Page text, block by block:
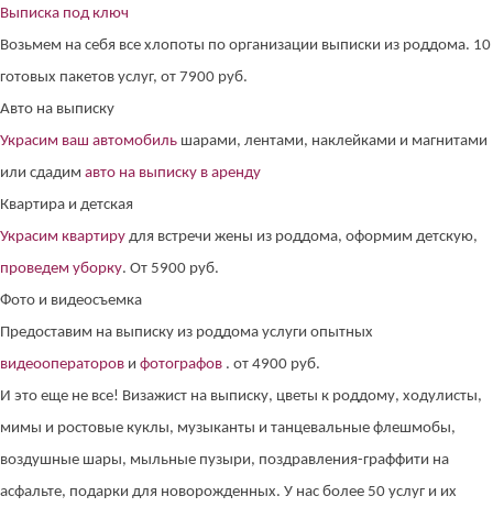
Выписка под ключ
Возьмем на себя все хлопоты по организации выписки из роддома. 10
готовых пакетов услуг, от 7900 руб.
Авто на выписку
Украсим ваш автомобиль шарами, лентами, наклейками и магнитами
или сдадим авто на выписку в аренду
Квартира и детская
Украсим квартиру для встречи жены из роддома, оформим детскую,
проведем уборку. От 5900 руб.
Фото и видеосъемка
Предоставим на выписку из роддома услуги опытных
видеооператоров и фотографов . от 4900 руб.
И это еще не все! Визажист на выписку, цветы к роддому, ходулисты,
мимы и ростовые куклы, музыканты и танцевальные флешмобы,
воздушные шары, мыльные пузыри, поздравления-граффити на
асфальте, подарки для новорожденных. У нас более 50 услуг и их